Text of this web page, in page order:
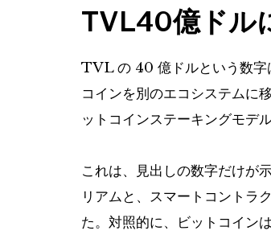
TVL40億ドル
TVL の 40 億ドルという数字
コインを別のエコシステムに
ットコインステーキングモデ
これは、見出しの数字だけが
リアムと、スマートコントラ
た。対照的に、ビットコイン